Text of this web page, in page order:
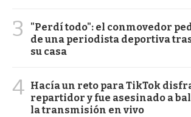
3
"Perdí todo": el conmovedor
de una periodista deportiva
su casa
4 Hacía un reto para TikTok
repartidor y fue asesinado a
la transmisión en vivo